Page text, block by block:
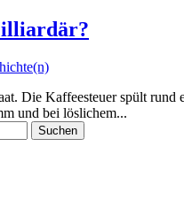
Die Kaffeesteuer spült
und bei löslichem...